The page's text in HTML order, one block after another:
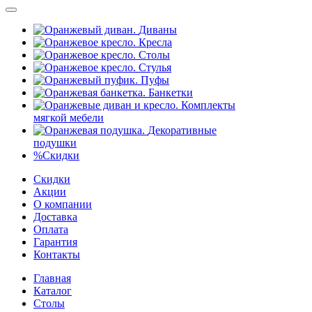
Диваны
Кресла
Столы
Стулья
Пуфы
Банкетки
Комплекты
мягкой мебели
Декоративные
подушки
%Скидки
Скидки
Акции
О компании
Доставка
Оплата
Гарантия
Контакты
Главная
Каталог
Столы